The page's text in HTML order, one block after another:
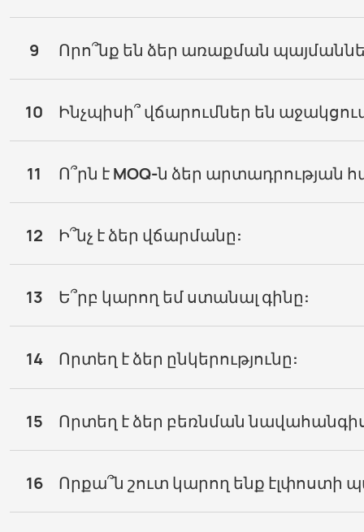
9 Որո՞նք են ձեր առաքման
10 Ինչպիսի՞ վճարումներ են
11 Ո՞րն է MOQ-ն ձեր արտադրության
12 Ի՞նչ է ձեր վճարմանը:
13 Ե՞րբ կարող եմ ստանալ գինը:
14 Որտեղ է ձեր ընկերությունը:
15 Որտեղ է ձեր բեռնման
16 Որքա՞ն շուտ կարող ենք